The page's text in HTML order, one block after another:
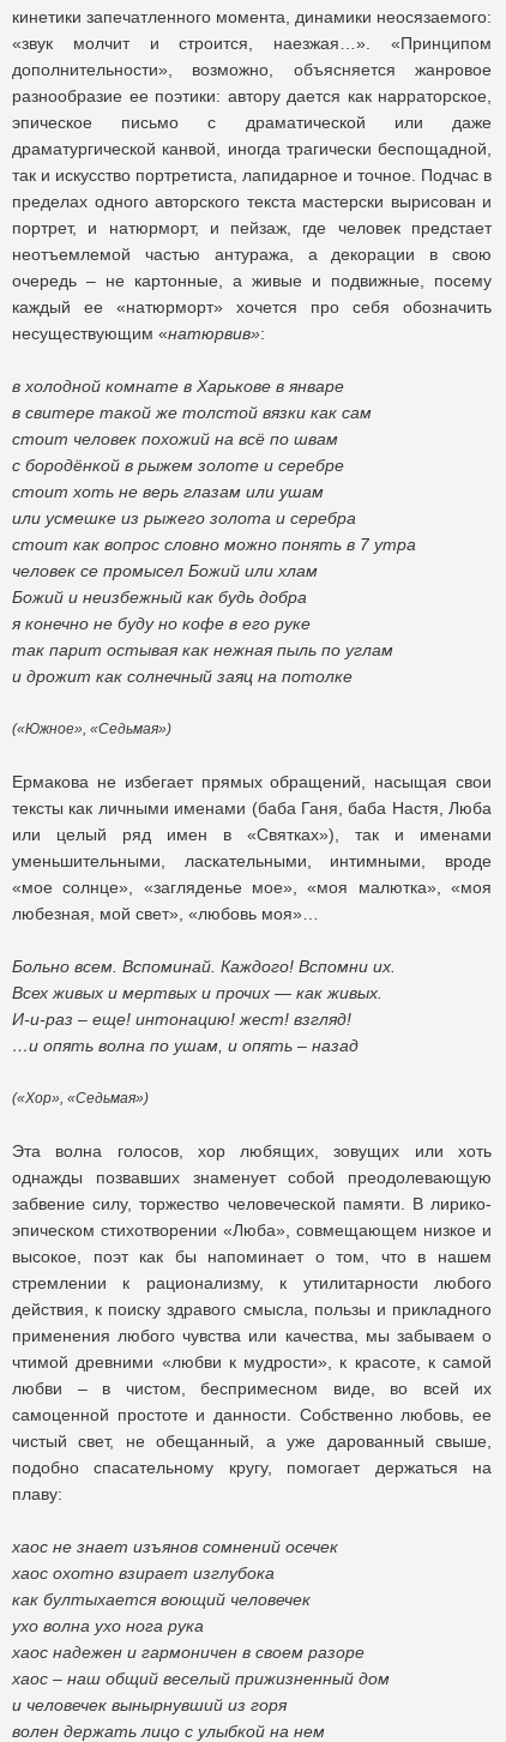
кинетики запечатленного момента, динамики неосязаемого:
«звук молчит и строится, наезжая…». «Принципом
дополнительности», возможно, объясняется жанровое
разнообразие ее поэтики: автору дается как нарраторское,
эпическое письмо с драматической или даже
драматургической канвой, иногда трагически беспощадной,
так и искусство портретиста, лапидарное и точное. Подчас в
пределах одного авторского текста мастерски вырисован и
портрет, и натюрморт, и пейзаж, где человек предстает
неотъемлемой частью антуража, а декорации в свою
очередь – не картонные, а живые и подвижные, посему
каждый ее «натюрморт» хочется про себя обозначить
несуществующим «натюрвив»:
в холодной комнате в Харькове в январе
в свитере такой же толстой вязки как сам
стоит человек похожий на всё по швам
с бородёнкой в рыжем золоте и серебре
стоит хоть не верь глазам или ушам
или усмешке из рыжего золота и серебра
стоит как вопрос словно можно понять в 7 утра
человек се промысел Божий или хлам
Божий и неизбежный как будь добра
я конечно не буду но кофе в его руке
так парит остывая как нежная пыль по углам
и дрожит как солнечный заяц на потолке
(«Южное», «Седьмая»)
Ермакова не избегает прямых обращений, насыщая свои
тексты как личными именами (баба Ганя, баба Настя, Люба
или целый ряд имен в «Святках»), так и именами
уменьшительными, ласкательными, интимными, вроде
«мое солнце», «загляденье мое», «моя малютка», «моя
любезная, мой свет», «любовь моя»…
Больно всем. Вспоминай. Каждого! Вспомни их.
Всех живых и мертвых и прочих — как живых.
И-и-раз – еще! интонацию! жест! взгляд!
…и опять волна по ушам, и опять – назад
(«Хор», «Седьмая»)
Эта волна голосов, хор любящих, зовущих или хоть
однажды позвавших знаменует собой преодолевающую
забвение силу, торжество человеческой памяти. В лирико-
эпическом стихотворении «Люба», совмещающем низкое и
высокое, поэт как бы напоминает о том, что в нашем
стремлении к рационализму, к утилитарности любого
действия, к поиску здравого смысла, пользы и прикладного
применения любого чувства или качества, мы забываем о
чтимой древними «любви к мудрости», к красоте, к самой
любви – в чистом, беспримесном виде, во всей их
самоценной простоте и данности. Собственно любовь, ее
чистый свет, не обещанный, а уже дарованный свыше,
подобно спасательному кругу, помогает держаться на
плаву:
хаос не знает изъянов сомнений осечек
хаос охотно взирает изглубока
как бултыхается воющий человечек
ухо волна ухо нога рука
хаос надежен и гармоничен в своем разоре
хаос – наш общий веселый прижизненный дом
и человечек вынырнувший из горя
волен держать лицо с улыбкой на нем